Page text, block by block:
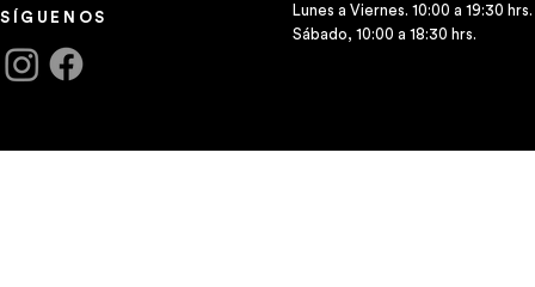
SÍGUENOS
Lunes a Viernes. 10:00 a 19:30 hrs.
Sábado, 10:00 a 18:30 hrs.